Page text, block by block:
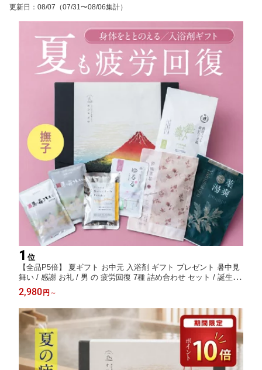
更新日 ： 08/07 （07/31〜08/06集計）
1 位
【全品P5倍】 夏ギフト お中元 入浴剤 ギフト プレゼント 暑中見
舞い / 感謝 お礼 / 男 の 疲労回復 7種 詰め合わせ セット / 誕生日
温泉 疲労回復 ありがとうギフト 薬草湯 薬湯 温泉の素 硫黄 温泉
にごり湯 健康 グッズ 腰痛 ハーブ 生薬 湯の花 内祝い
2,980 円 ～